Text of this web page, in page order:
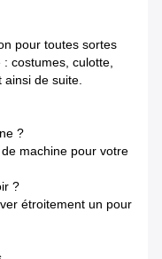
pour toutes sortes
costumes, culotte,
ainsi de suite.
?
machine pour votre
?
étroitement un pour